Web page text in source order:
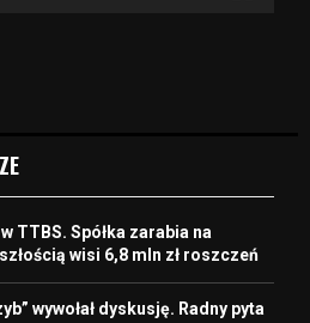
TTBS. Spółka zarabia na
wisi 6,8 mln zł roszczeń
wywołał dyskusję. Radny pyta